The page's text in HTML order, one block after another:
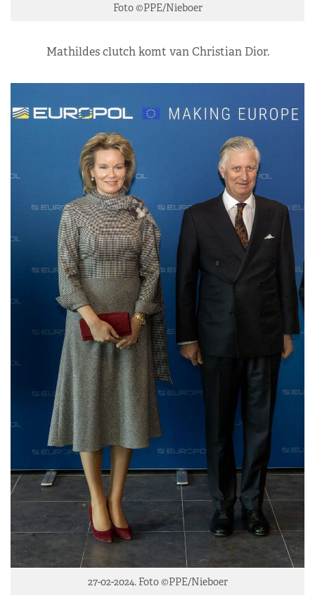
Foto ©PPE/Nieboer
Mathildes clutch komt van Christian Dior.
27-02-2024. Foto ©PPE/Nieboer